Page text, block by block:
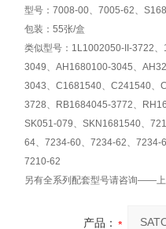
型号：7008-00、7005-62、
包装：55张/盒
类似型号：1L1002050-II-3722
3049、AH1680100-3045、
3043、C1681540、C241540、
3728、RB1684045-3772、
SK051-079、SKN1681540、
64、7234-60、7234-62、
7210-62
另有全系列配套型号请咨询——
产品：